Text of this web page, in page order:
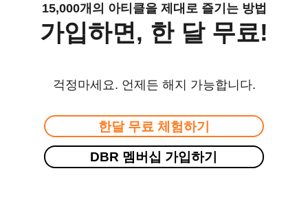
15,000개의 아티클을 제대로 즐기는 방법
가입하면, 한 달 무료!
걱정마세요. 언제든 해지 가능합니다.
한달 무료 체험하기
DBR 멤버십 가입하기